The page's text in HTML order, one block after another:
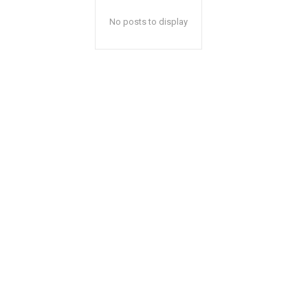
No posts to display